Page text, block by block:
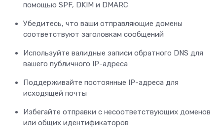
помощью SPF, DKIM и DMARC
Убедитесь, что ваши отправляющие домены
соответствуют заголовкам сообщений
Используйте валидные записи обратного DNS для
вашего публичного IP-адреса
Поддерживайте постоянные IP-адреса для
исходящей почты
Избегайте отправки с несоответствующих доменов
или общих идентификаторов